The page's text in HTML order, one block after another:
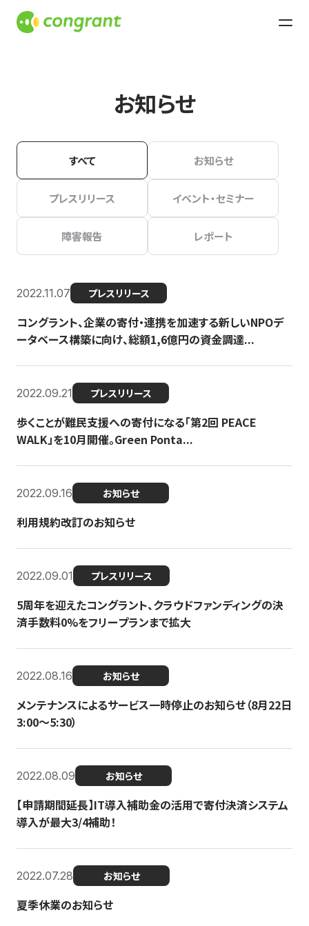
お知らせ
すべて お知らせ
プレスリリース イベント・セミナー
障害報告 レポート
2022.11.07 プレスリリース
コングラント、企業の寄付・連携を加速する新しいNPOデ
ータベース構築に向け、総額1,6億円の資金調達...
2022.09.21 プレスリリース
歩くことが難民支援への寄付になる「第2回 PEACE
WALK」を10月開催。Green Ponta...
2022.09.16 お知らせ
利用規約改訂のお知らせ
2022.09.01 プレスリリース
5周年を迎えたコングラント、クラウドファンディングの決
済手数料0%をフリープランまで拡大
2022.08.16 お知らせ
メンテナンスによるサービス一時停止のお知らせ（8月22日
3:00〜5:30）
2022.08.09 お知らせ
【申請期間延長】IT導入補助金の活用で寄付決済システム
導入が最大3/4補助！
2022.07.28 お知らせ
夏季休業のお知らせ